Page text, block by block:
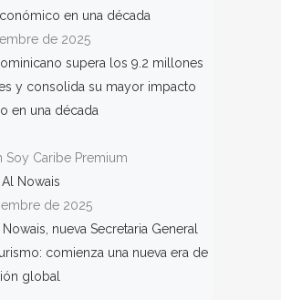
de 2025
supera los 9.2 millones
y consolida su mayor impacto
en una década
Soy Caribe Premium
de 2025
nueva Secretaria General
comienza una nueva era de
global